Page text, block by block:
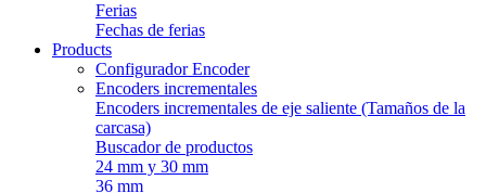
Ferias
Fechas de ferias
Products
Configurador Encoder
Encoders incrementales
Encoders incrementales de eje saliente (Tamaños de la
carcasa)
Buscador de productos
24 mm y 30 mm
36 mm